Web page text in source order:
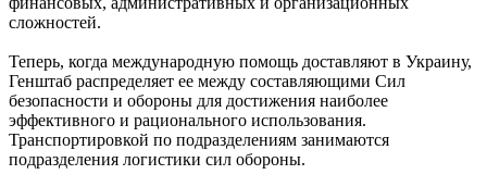
сложностей.
Теперь, когда международную помощь доставляют в Украину,
Генштаб распределяет ее между составляющими Сил
безопасности и обороны для достижения наиболее
эффективного и рационального использования.
Транспортировкой по подразделениям занимаются
подразделения логистики сил обороны.